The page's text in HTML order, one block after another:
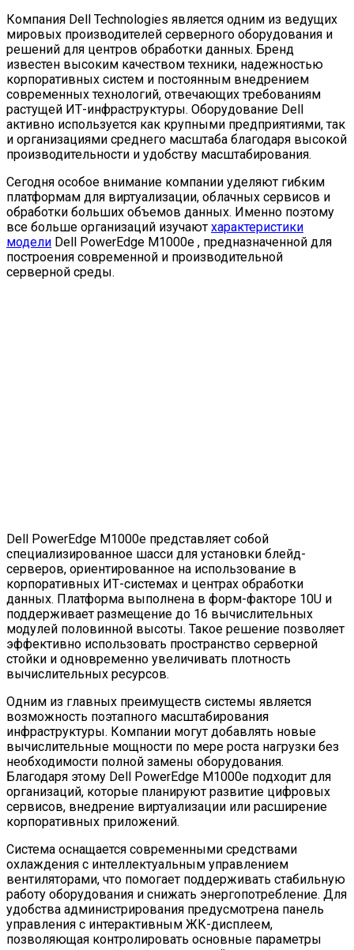
Компания Dell Technologies является одним из ведущих
мировых производителей серверного оборудования и
решений для центров обработки данных. Бренд
известен высоким качеством техники, надежностью
корпоративных систем и постоянным внедрением
современных технологий, отвечающих требованиям
растущей ИТ-инфраструктуры. Оборудование Dell
активно используется как крупными предприятиями, так
и организациями среднего масштаба благодаря высокой
производительности и удобству масштабирования.
Сегодня особое внимание компании уделяют гибким
платформам для виртуализации, облачных сервисов и
обработки больших объемов данных. Именно поэтому
все больше организаций изучают характеристики
модели Dell PowerEdge M1000e , предназначенной для
построения современной и производительной
серверной среды.
Dell PowerEdge M1000e представляет собой
специализированное шасси для установки блейд-
серверов, ориентированное на использование в
корпоративных ИТ-системах и центрах обработки
данных. Платформа выполнена в форм-факторе 10U и
поддерживает размещение до 16 вычислительных
модулей половинной высоты. Такое решение позволяет
эффективно использовать пространство серверной
стойки и одновременно увеличивать плотность
вычислительных ресурсов.
Одним из главных преимуществ системы является
возможность поэтапного масштабирования
инфраструктуры. Компании могут добавлять новые
вычислительные мощности по мере роста нагрузки без
необходимости полной замены оборудования.
Благодаря этому Dell PowerEdge M1000e подходит для
организаций, которые планируют развитие цифровых
сервисов, внедрение виртуализации или расширение
корпоративных приложений.
Система оснащается современными средствами
охлаждения с интеллектуальным управлением
вентиляторами, что помогает поддерживать стабильную
работу оборудования и снижать энергопотребление. Для
удобства администрирования предусмотрена панель
управления с интерактивным ЖК-дисплеем,
позволяющая контролировать основные параметры